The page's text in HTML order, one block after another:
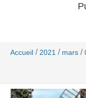
Accueil / 2021 / mars /